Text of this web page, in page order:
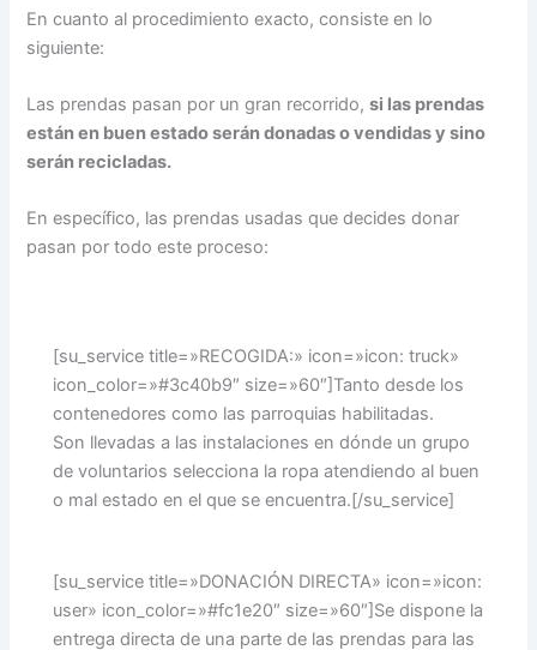
En cuanto al procedimiento exacto, consiste en lo
siguiente:
Las prendas pasan por un gran recorrido,si las prendas
están en buen estado serán donadas o vendidas y sino
serán recicladas.
En específico, las prendas usadas que decides donar
pasan por todo este proceso:
[su_service title=»RECOGIDA:» icon=»icon: truck»
icon_color=»#3c40b9″ size=»60″]Tanto desde los
contenedores como las parroquias habilitadas.
Son llevadas a las instalaciones en dónde un grupo
de voluntarios selecciona la ropa atendiendo al buen
o mal estado en el que se encuentra.[/su_service]
[su_service title=»DONACIÓN DIRECTA» icon=»icon:
user» icon_color=»#fc1e20″ size=»60″]Se dispone la
entrega directa de una parte de las prendas para las